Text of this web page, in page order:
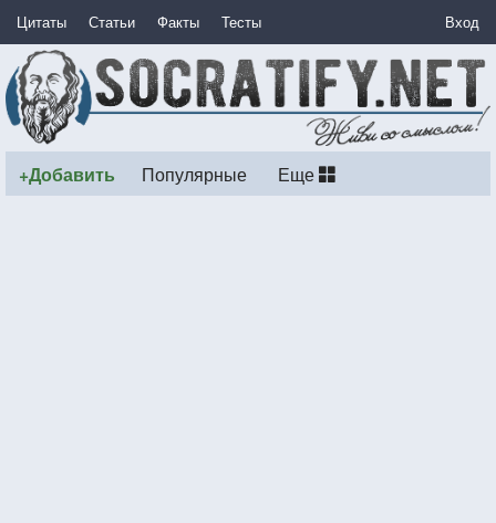
Цитаты Статьи Факты Тесты Вход
+Добавить Популярные Еще